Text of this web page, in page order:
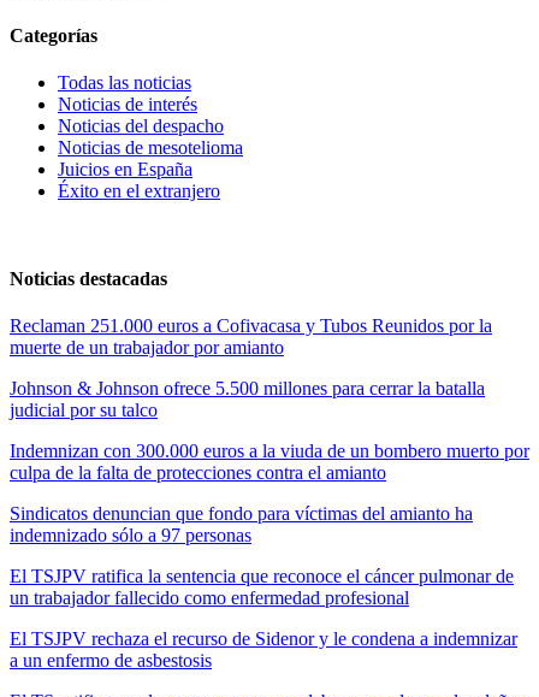
Categorías
Todas las noticias
Noticias de interés
Noticias del despacho
Noticias de mesotelioma
Juicios en España
Éxito en el extranjero
Noticias destacadas
Reclaman 251.000 euros a Cofivacasa y Tubos Reunidos por la
muerte de un trabajador por amianto
Johnson & Johnson ofrece 5.500 millones para cerrar la batalla
judicial por su talco
Indemnizan con 300.000 euros a la viuda de un bombero muerto por
culpa de la falta de protecciones contra el amianto
Sindicatos denuncian que fondo para víctimas del amianto ha
indemnizado sólo a 97 personas
El TSJPV ratifica la sentencia que reconoce el cáncer pulmonar de
un trabajador fallecido como enfermedad profesional
El TSJPV rechaza el recurso de Sidenor y le condena a indemnizar
a un enfermo de asbestosis